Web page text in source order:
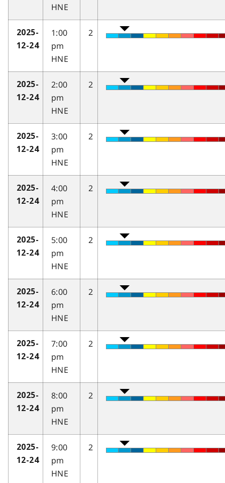
HNE
2025-
12-24
1:00
pm
HNE
2
2025-
12-24
2:00
pm
HNE
2
2025-
12-24
3:00
pm
HNE
2
2025-
12-24
4:00
pm
HNE
2
2025-
12-24
5:00
pm
HNE
2
2025-
12-24
6:00
pm
HNE
2
2025-
12-24
7:00
pm
HNE
2
2025-
12-24
8:00
pm
HNE
2
2025-
12-24
9:00
pm
HNE
2